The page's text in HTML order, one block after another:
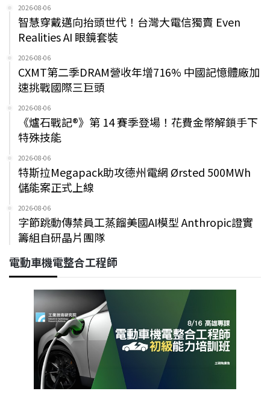
2026-08-06
智慧穿戴邁向抬頭世代！台灣大電信獨賣 Even
Realities AI 眼鏡套裝
2026-08-06
CXMT第二季DRAM營收年增716% 中國記憶體廠加
速挑戰國際三巨頭
2026-08-06
《爐石戰記®》第 14 賽季登場！花費金幣解鎖手下
特殊技能
2026-08-06
特斯拉Megapack助攻德州電網 Ørsted 500MWh
儲能案正式上線
2026-08-06
字節跳動傳禁員工蒸餾美國AI模型 Anthropic證實
籌組自研晶片團隊
電動車機電整合工程師